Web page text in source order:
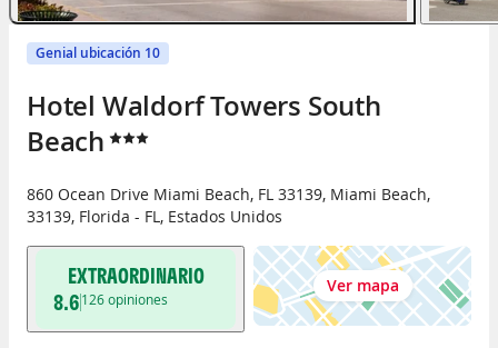
Genial ubicación 10
Hotel Waldorf Towers South
Beach
860 Ocean Drive Miami Beach, FL 33139, Miami Beach,
33139, Florida - FL , Estados Unidos
EXTRAORDINARIO
8.6126opiniones
Ver mapa